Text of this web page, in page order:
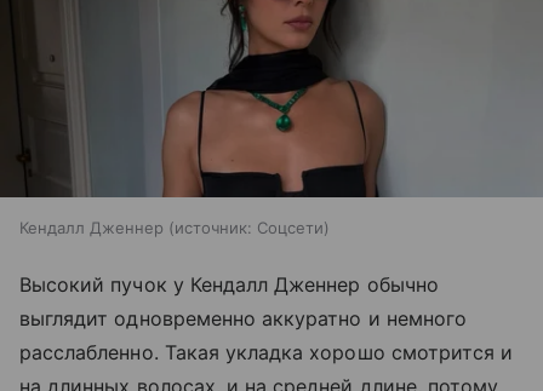
Кендалл Дженнер источник: Соцсети
Высокий пучок у Кендалл Дженнер обычно
выглядит одновременно аккуратно и немного
расслабленно. Такая укладка хорошо смотрится и